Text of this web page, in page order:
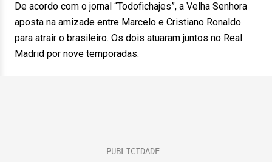
De acordo com o jornal “Todofichajes”, a Velha Senhora
aposta na amizade entre Marcelo e Cristiano Ronaldo
para atrair o brasileiro. Os dois atuaram juntos no Real
Madrid por nove temporadas.